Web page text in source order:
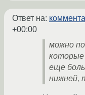
Ответ на:
+00:00
можно
которые
еще
нижней,